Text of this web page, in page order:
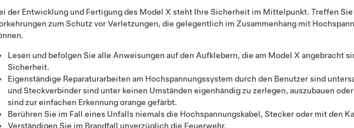
der Entwicklung und Fertigung des Model X steht Ihre Sicherheit im Mittelpunkt. Treffen
zum Schutz vor Verletzungen, die gelegentlich im Zusammenhang mit
Lesen und befolgen Sie alle Anweisungen auf den Aufklebern, die am Model X angebracht
Sicherheit.
Eigenständige Reparaturarbeiten am Hochspannungssystem durch den Benutzer sind
und Steckverbinder sind unter keinen Umständen eigenhändig zu zerlegen, auszubauen
sind zur einfachen Erkennung orange gefärbt.
Berühren Sie im Fall eines Unfalls niemals die Hochspannungskabel, Stecker oder mit den
Verständigen Sie im Brandfall unverzüglich die Feuerwehr.